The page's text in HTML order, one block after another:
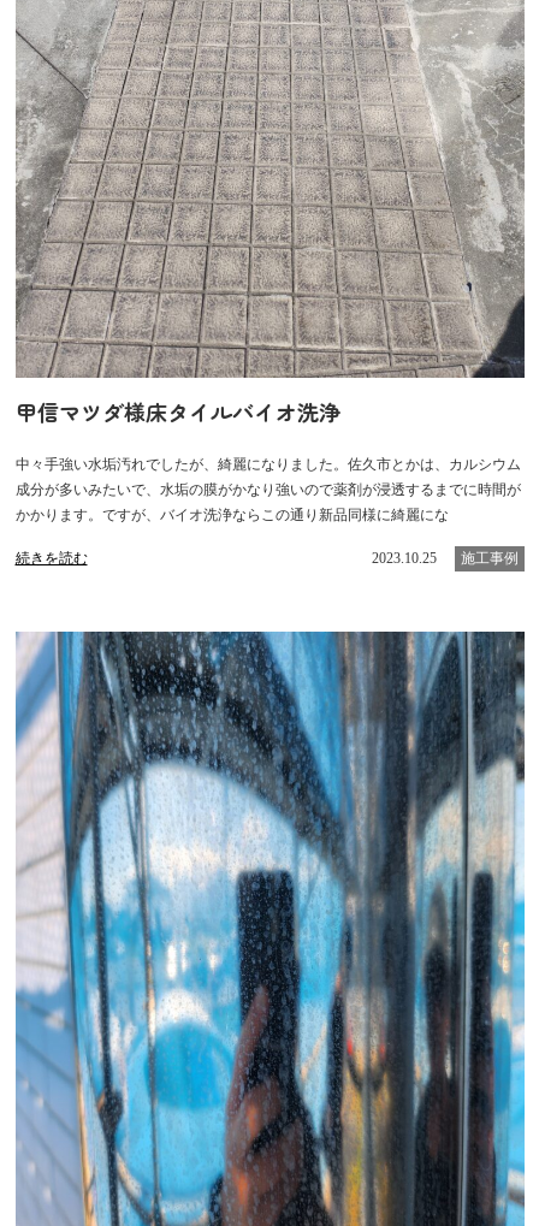
甲信マツダ様床タイルバイオ洗浄
中々手強い水垢汚れでしたが、綺麗になりました。佐久市とかは、カルシウム
成分が多いみたいで、水垢の膜がかなり強いので薬剤が浸透するまでに時間が
かかります。ですが、バイオ洗浄ならこの通り新品同様に綺麗にな
続きを読む 2023.10.25 施工事例